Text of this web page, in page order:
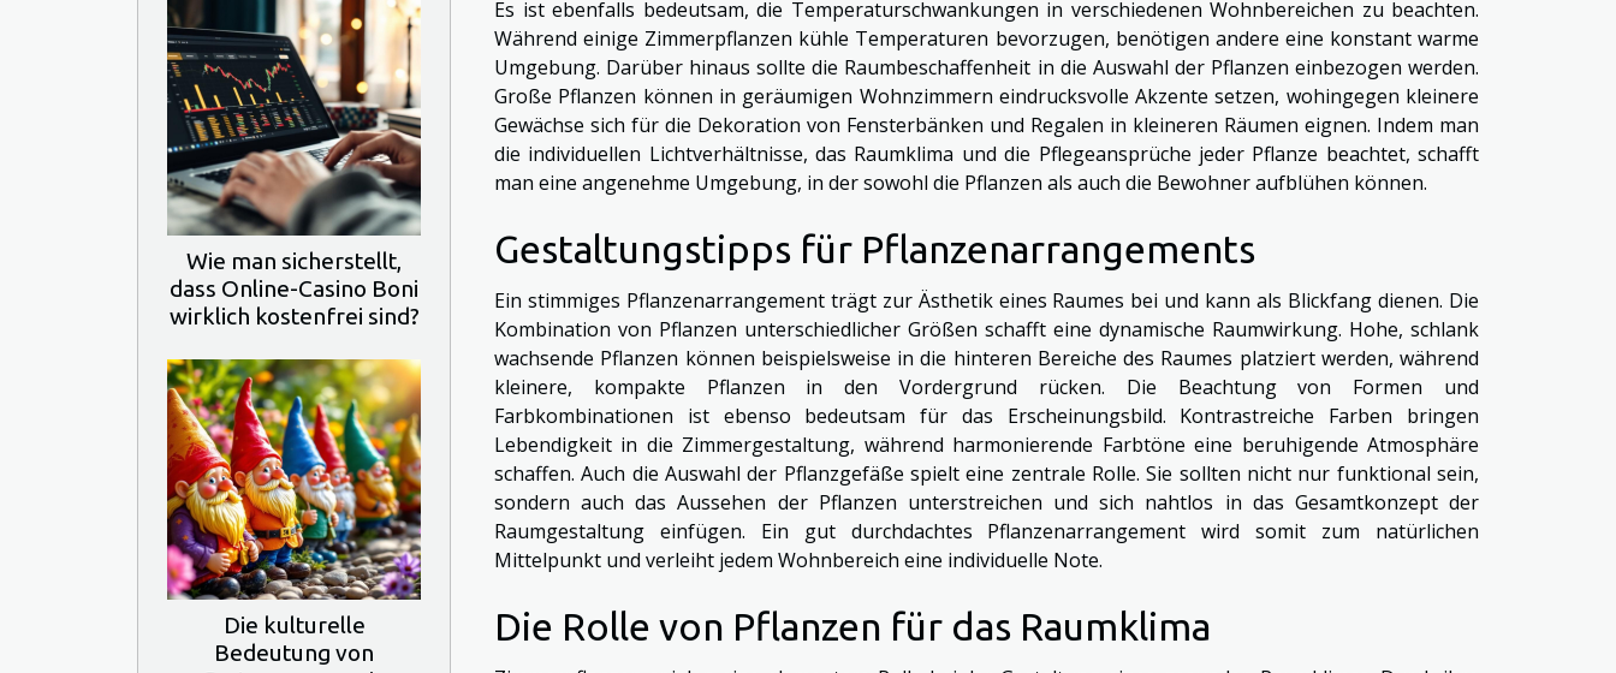
Wie man sicherstellt,
dass Online-Casino Boni
wirklich kostenfrei sind?
Die kulturelle
Bedeutung von
Es ist ebenfalls bedeutsam, die Temperaturschwankungen in verschiedenen Wohnbereichen zu beachten.
Während einige Zimmerpflanzen kühle Temperaturen bevorzugen, benötigen andere eine konstant warme
Umgebung. Darüber hinaus sollte die Raumbeschaffenheit in die Auswahl der Pflanzen einbezogen werden.
Große Pflanzen können in geräumigen Wohnzimmern eindrucksvolle Akzente setzen, wohingegen kleinere
Gewächse sich für die Dekoration von Fensterbänken und Regalen in kleineren Räumen eignen. Indem man
die individuellen Lichtverhältnisse, das Raumklima und die Pflegeansprüche jeder Pflanze beachtet, schafft
man eine angenehme Umgebung, in der sowohl die Pflanzen als auch die Bewohner aufblühen können.
Gestaltungstipps für Pflanzenarrangements
Ein stimmiges Pflanzenarrangement trägt zur Ästhetik eines Raumes bei und kann als Blickfang dienen. Die
Kombination von Pflanzen unterschiedlicher Größen schafft eine dynamische Raumwirkung. Hohe, schlank
wachsende Pflanzen können beispielsweise in die hinteren Bereiche des Raumes platziert werden, während
kleinere, kompakte Pflanzen in den Vordergrund rücken. Die Beachtung von Formen und
Farbkombinationen ist ebenso bedeutsam für das Erscheinungsbild. Kontrastreiche Farben bringen
Lebendigkeit in die Zimmergestaltung, während harmonierende Farbtöne eine beruhigende Atmosphäre
schaffen. Auch die Auswahl der Pflanzgefäße spielt eine zentrale Rolle. Sie sollten nicht nur funktional sein,
sondern auch das Aussehen der Pflanzen unterstreichen und sich nahtlos in das Gesamtkonzept der
Raumgestaltung einfügen. Ein gut durchdachtes Pflanzenarrangement wird somit zum natürlichen
Mittelpunkt und verleiht jedem Wohnbereich eine individuelle Note.
Die Rolle von Pflanzen für das Raumklima